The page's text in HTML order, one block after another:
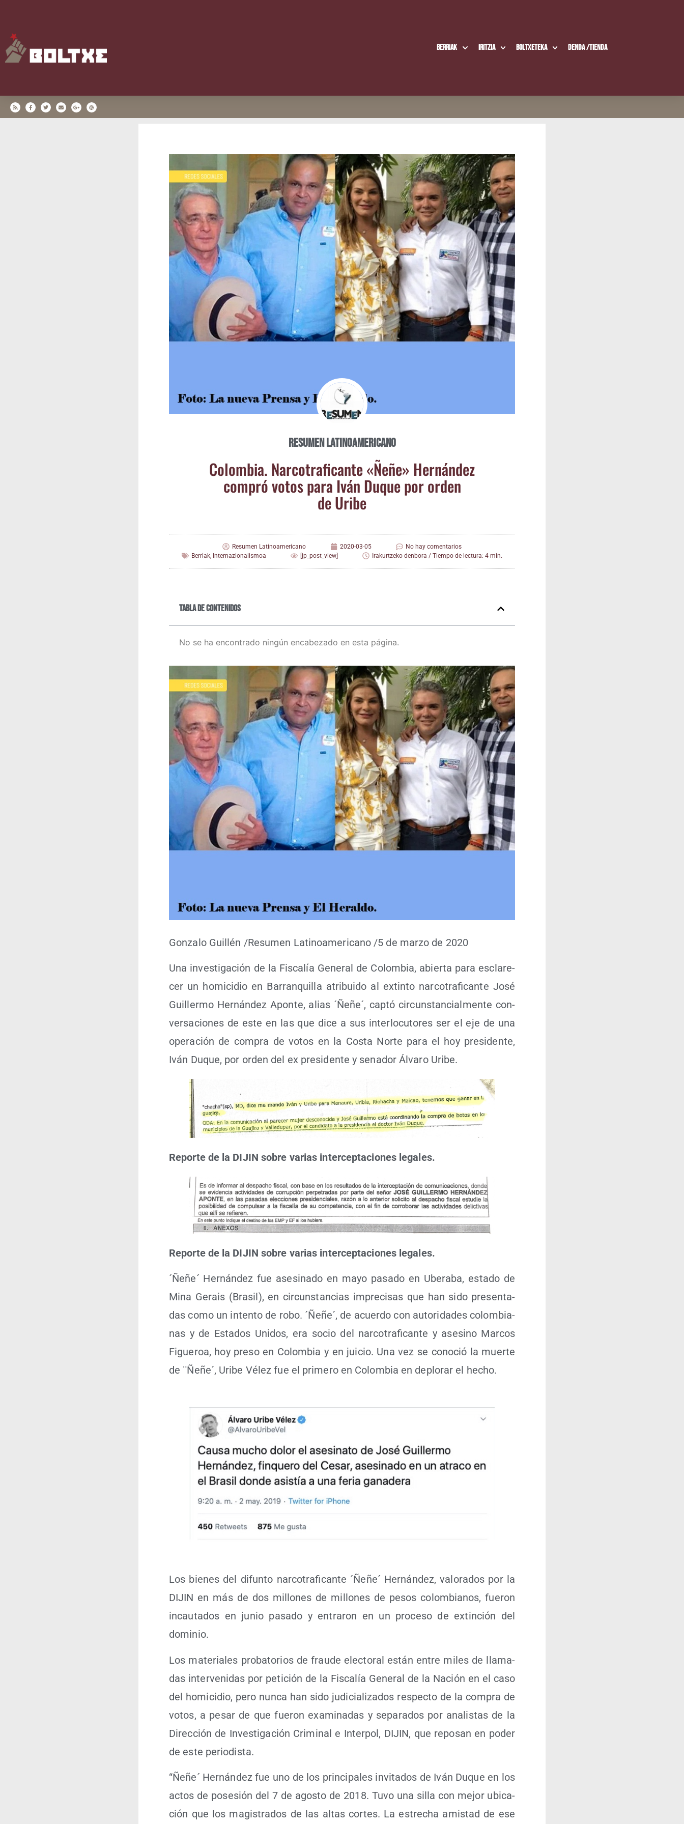
Berriak Iritzia Boltxe­te­ka Den­da /​Tien­da
Resumen Latinoamericano
Colom­bia. Nar­co­tra­fi­can­te «Ñeñe» Her­nán­dez
com­pró votos para Iván Duque por orden
de Uribe
Resumen Latinoamericano 2020-03-05
No hay comentarios
Berriak, Internazionalismoa [jp_post_view] Irakurtzeko denbora / Tiempo de lectura: 4 min.
Tabla de contenidos
No se ha encontrado ningún encabezado en esta página.
Gon­za­lo Gui­llén /​Resu­men Lati­no­ame­ri­cano /​5 de mar­zo de 2020
Una inves­ti­ga­ción de la Fis­ca­lía Gene­ral de Colom­bia, abier­ta para escla­re­
cer un homi­ci­dio en Barran­qui­lla atri­bui­do al extin­to nar­co­tra­fi­can­te José
Gui­ller­mo Her­nán­dez Apon­te, alias ´Ñeñe´, cap­tó cir­cuns­tan­cial­men­te con­
ver­sa­cio­nes de este en las que dice a sus inter­lo­cu­to­res ser el eje de una
ope­ra­ción de com­pra de votos en la Cos­ta Nor­te para el hoy pre­si­den­te,
Iván Duque, por orden del ex pre­si­den­te y sena­dor Álva­ro Uribe.
Repor­te de la DIJIN sobre varias inter­cep­ta­cio­nes legales.
Repor­te de la DIJIN sobre varias inter­cep­ta­cio­nes legales.
´Ñeñe´ Her­nán­dez fue ase­si­na­do en mayo pasa­do en Ube­ra­ba, esta­do de
Mina Gerais (Bra­sil), en cir­cuns­tan­cias impre­ci­sas que han sido pre­sen­ta­
das como un inten­to de robo. ´Ñeñe´, de acuer­do con auto­ri­da­des colom­bia­
nas y de Esta­dos Uni­dos, era socio del nar­co­tra­fi­can­te y ase­sino Mar­cos
Figue­roa, hoy pre­so en Colom­bia y en jui­cio. Una vez se cono­ció la muer­te
de ¨Ñeñe´, Uri­be Vélez fue el pri­me­ro en Colom­bia en deplo­rar el hecho.
Los bie­nes del difun­to nar­co­tra­fi­can­te ´Ñeñe´ Her­nán­dez, valo­ra­dos por la
DIJIN en más de dos millo­nes de millo­nes de pesos colom­bia­nos, fue­ron
incau­ta­dos en junio pasa­do y entra­ron en un pro­ce­so de extin­ción del
dominio.
Los mate­ria­les pro­ba­to­rios de frau­de elec­to­ral están entre miles de lla­ma­
das inter­ve­ni­das por peti­ción de la Fis­ca­lía Gene­ral de la Nación en el caso
del homi­ci­dio, pero nun­ca han sido judi­cia­li­za­dos res­pec­to de la com­pra de
votos, a pesar de que fue­ron exa­mi­na­das y sepa­ra­dos por ana­lis­tas de la
Direc­ción de Inves­ti­ga­ción Cri­mi­nal e Inter­pol, DIJIN, que repo­san en poder
de este periodista.
“Ñeñe´ Her­nán­dez fue uno de los prin­ci­pa­les invi­ta­dos de Iván Duque en los
actos de pose­sión del 7 de agos­to de 2018. Tuvo una silla con mejor ubi­ca­
ción que los magis­tra­dos de las altas cor­tes. La estre­cha amis­tad de ese